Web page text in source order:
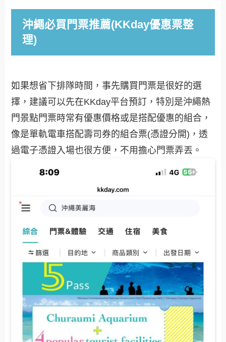
沖繩必買門票推薦(KKday優惠票整
理)
如果想省下排隊時間，事先購買門票是很好的選
擇，建議可以先在KKday平台預訂，特別是沖繩熱
門景點門票時常有優惠價格或是搭配優惠的組合，
像是單軌電車搭配壽司券的組合票(憑證分開)，透
過電子憑證入場也很方便，不用擔心門票弄丟。